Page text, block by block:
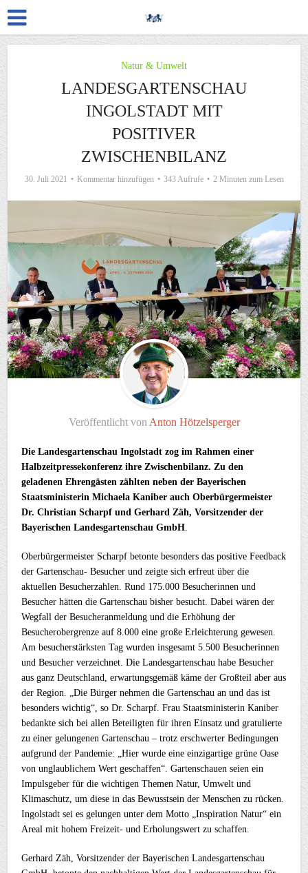
Natur & Umwelt
LANDESGARTENSCHAU
INGOLSTADT MIT
POSITIVER
ZWISCHENBILANZ
30. Juli 2021 Kommentar hinzufügen 343 Aufrufe 2 Minuten zum Lesen
Veröffentlicht von Anton Hötzelsperger
Die Landesgartenschau Ingolstadt zog im Rahmen einer
Halbzeitpressekonferenz ihre Zwischenbilanz. Zu den
geladenen Ehrengästen zählten neben der Bayerischen
Staatsministerin Michaela Kaniber auch Oberbürgermeister
Dr. Christian Scharpf und Gerhard Zäh, Vorsitzender der
Bayerischen Landesgartenschau GmbH
Oberbürgermeister Scharpf betonte besonders das positive Feedback
der Gartenschau- Besucher und zeigte sich erfreut über die
aktuellen Besucherzahlen. Rund 175.000 Besucherinnen und
Besucher hätten die Gartenschau bisher besucht. Dabei wären der
Wegfall der Besucheranmeldung und die Erhöhung der
Besucherobergrenze auf 8.000 eine große Erleichterung gewesen.
Am besucherstärksten Tag wurden insgesamt 5.500 Besucherinnen
und Besucher verzeichnet. Die Landesgartenschau habe Besucher
aus ganz Deutschland, erwartungsgemäß käme der Großteil aber aus
der Region. „Die Bürger nehmen die Gartenschau an und das ist
besonders wichtig“, so Dr. Scharpf. Frau Staatsministerin Kaniber
bedankte sich bei allen Beteiligten für ihren Einsatz und gratulierte
zu einer gelungenen Gartenschau – trotz erschwerter Bedingungen
aufgrund der Pandemie: „Hier wurde eine einzigartige grüne Oase
von unglaublichem Wert geschaffen“. Gartenschauen seien ein
Impulsgeber für die wichtigen Themen Natur, Umwelt und
Klimaschutz, um diese in das Bewusstsein der Menschen zu rücken.
Ingolstadt sei es gelungen unter dem Motto „Inspiration Natur“ ein
Areal mit hohem Freizeit- und Erholungswert zu schaffen.
Gerhard Zäh, Vorsitzender der Bayerischen Landesgartenschau